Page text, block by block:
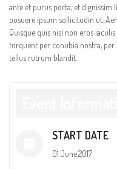
ante et purus porta, et dignissim
posuere ipsum sollicitudin ut.
Quisque quis nisl non eros
torquent per conubia nostra,
tellus rutrum blandit.
START DATE
01 June,2017